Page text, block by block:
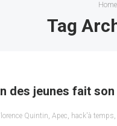
Home
Tag
des jeunes fait son
Quintin, Apec, hack'à temps,